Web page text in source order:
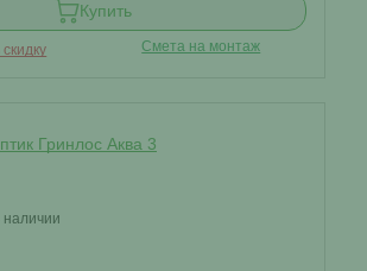
Купить
Смета на монтаж
Гринлос Аква 3
наличии